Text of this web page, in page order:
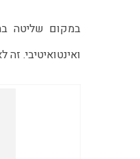
ואינטואיטיבי.